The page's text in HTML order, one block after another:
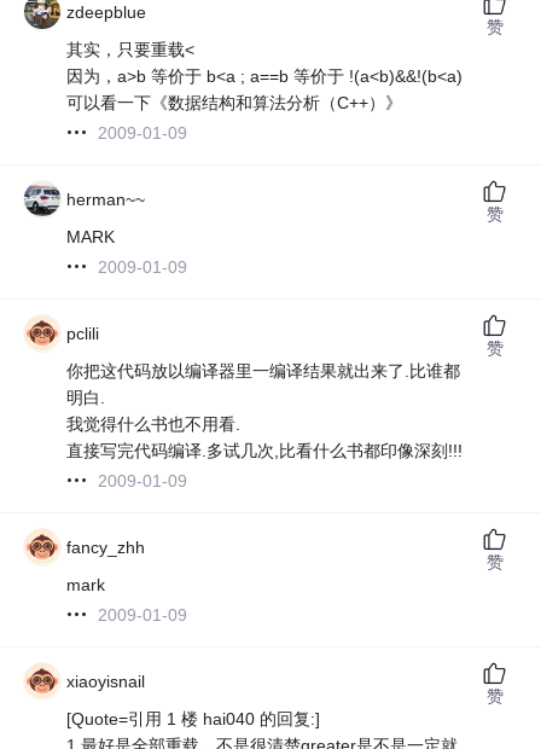
zdeepblue
其实，只要重载<
因为，a>b 等价于 b<a ; a==b 等价于 !(a<b)&&!(b<a)
可以看一下《数据结构和算法分析（C++）》
2009-01-09
赞
herman~~
MARK
2009-01-09
赞
pclili
你把这代码放以编译器里一编译结果就出来了.比谁都
明白.
我觉得什么书也不用看.
直接写完代码编译.多试几次,比看什么书都印像深刻!!!
2009-01-09
赞
fancy_zhh
mark
2009-01-09
赞
xiaoyisnail
[Quote=引用 1 楼 hai040 的回复:]
1.最好是全部重载，不是很清楚greater是不是一定就
赞